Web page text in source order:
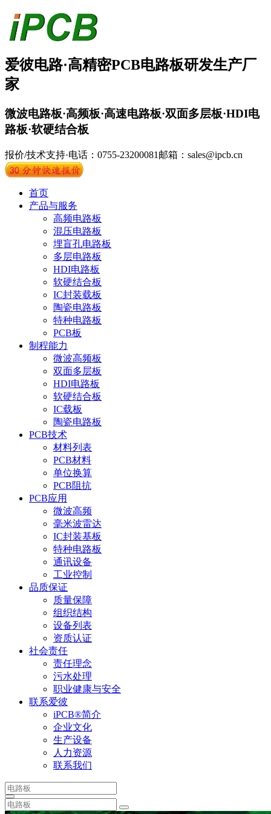
爱彼电路·高精密PCB电路板研发生产厂
家
微波电路板·高频板·高速电路板·双面多层板·HDI电
路板·软硬结合板
报价/技术支持·电话：0755-23200081 邮箱：sales@ipcb.cn
首页
产品与服务
高频电路板
混压电路板
埋盲孔电路板
多层电路板
HDI电路板
软硬结合板
IC封装载板
陶瓷电路板
特种电路板
PCB板
制程能力
微波高频板
双面多层板
HDI电路板
软硬结合板
IC载板
陶瓷电路板
PCB技术
材料列表
PCB材料
单位换算
PCB阻抗
PCB应用
微波高频
毫米波雷达
IC封装基板
特种电路板
通讯设备
工业控制
品质保证
质量保障
组织结构
设备列表
资质认证
社会责任
责任理念
污水处理
职业健康与安全
联系爱彼
iPCB®简介
企业文化
生产设备
人力资源
联系我们